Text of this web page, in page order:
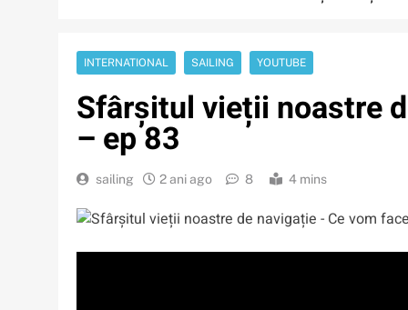
INTERNATIONAL SAILING YOUTUBE
Sfârșitul vieții noastre
– ep 83
sailing 2 ani ago 8 4 mins